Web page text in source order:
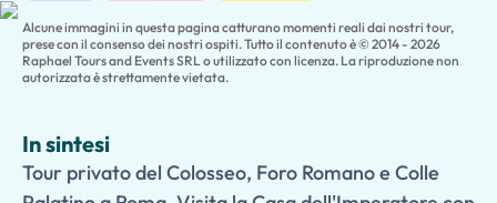
Perfetto per gli appassionati di storia, le famiglie, le coppie e
Alcune immagini in questa pagina catturano momenti reali dai nostri tour,
prese con il consenso dei nostri ospiti. Tutto il contenuto è © 2014 - 2026
Raphael Tours and Events SRL o utilizzato con licenza. La riproduzione non
autorizzata è strettamente vietata.
In sintesi
Tour privato del Colosseo, Foro Romano e Colle